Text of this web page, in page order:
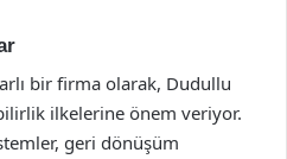
bir firma olarak, Dudullu
ilkelerine önem veriyor.
geri dönüşüm